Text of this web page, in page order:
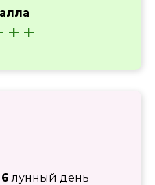
+ +
лунный день